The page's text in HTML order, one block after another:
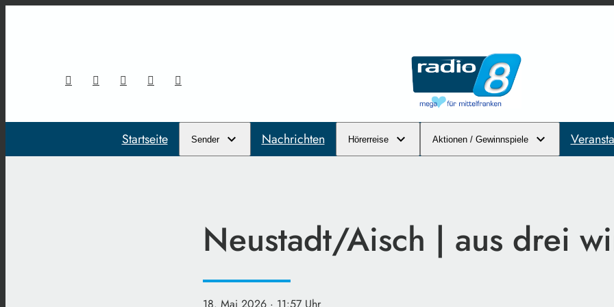
Startseite Sender Nachrichten Hörerreise Aktionen / Gewinnspiele
Neustadt/Aisch | aus drei